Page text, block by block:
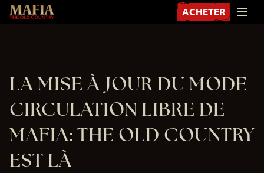
ACHETER
LA MISE À JOUR DU MODE
CIRCULATION LIBRE DE
MAFIA: THE OLD COUNTRY
EST LÀ